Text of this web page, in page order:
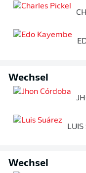
Wechsel
LUIS
Wechsel